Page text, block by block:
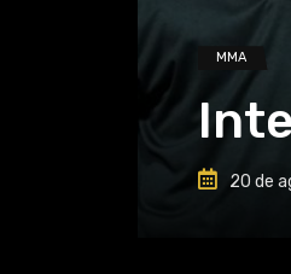
MMA
20 de